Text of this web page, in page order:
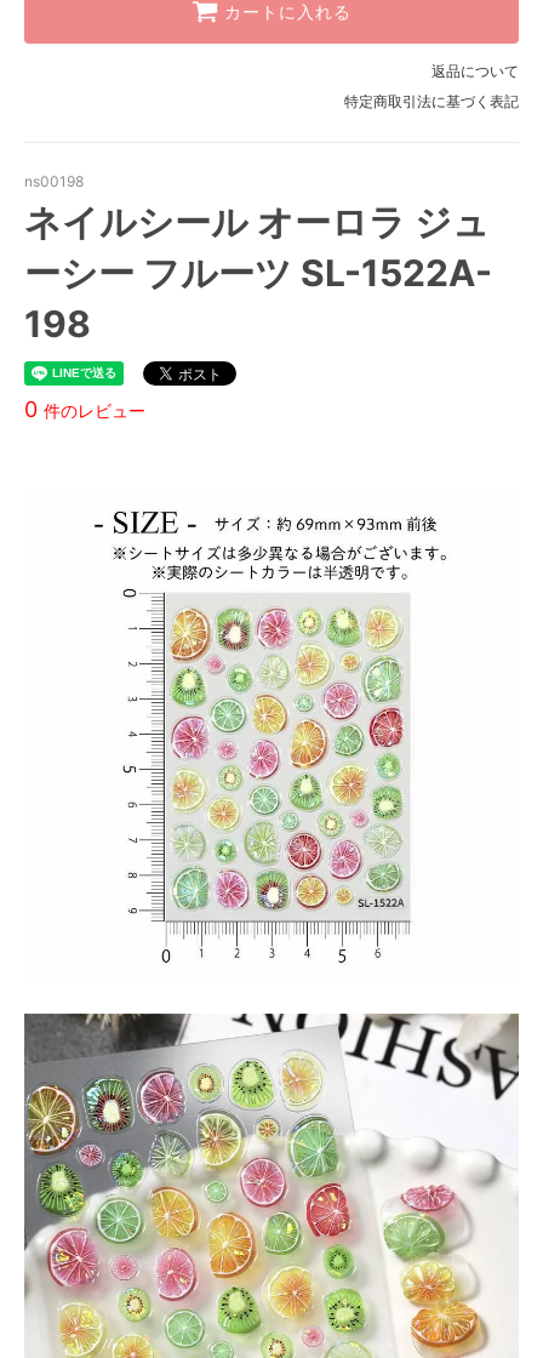
カートに入れる
返品について
特定商取引法に基づく表記
ns00198
ネイルシール オーロラ ジュ
ーシー フルーツ SL-1522A-
198
0 件のレビュー